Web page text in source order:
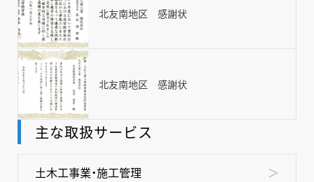
事業内容
スペシャルムービー
グループ情報
北友南地区 感謝状
北友南地区 感謝状
主な取扱サービス
土木工事業・施工管理